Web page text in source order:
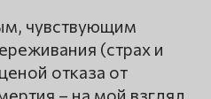
чувствующим
(страх и
отказа от